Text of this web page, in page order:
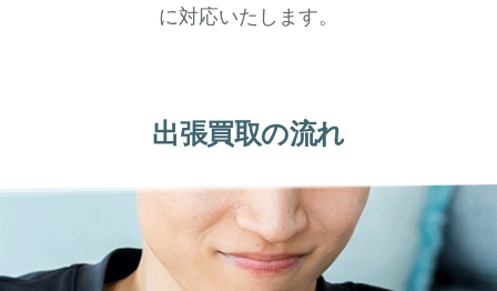
に対応いたします。
出張買取の流れ